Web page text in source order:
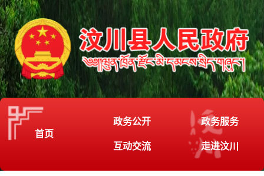
首页
政务公开 政务服务
互动交流 走进汶川